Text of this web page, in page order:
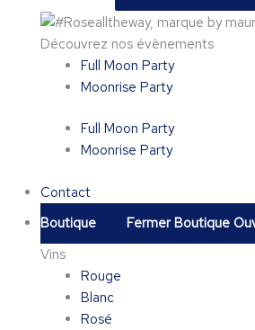
Découvrez nos évènements
Full Moon Party
Moonrise Party
Full Moon Party
Moonrise Party
Contact
Boutique
Fermer Boutique
Vins
Rouge
Blanc
Rosé